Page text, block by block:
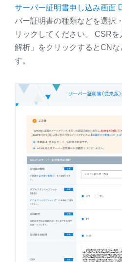
サーバー証明書申し込み画面
バー証明書の種類などを選択
リックしてください。 CSR
解析」をクリックするとCNな
す。